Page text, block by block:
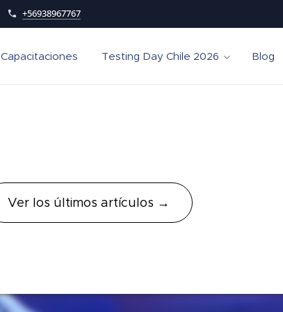
+56938967767
Capacitaciones Testing Day Chile 2026 Blog
Ver los últimos artículos →